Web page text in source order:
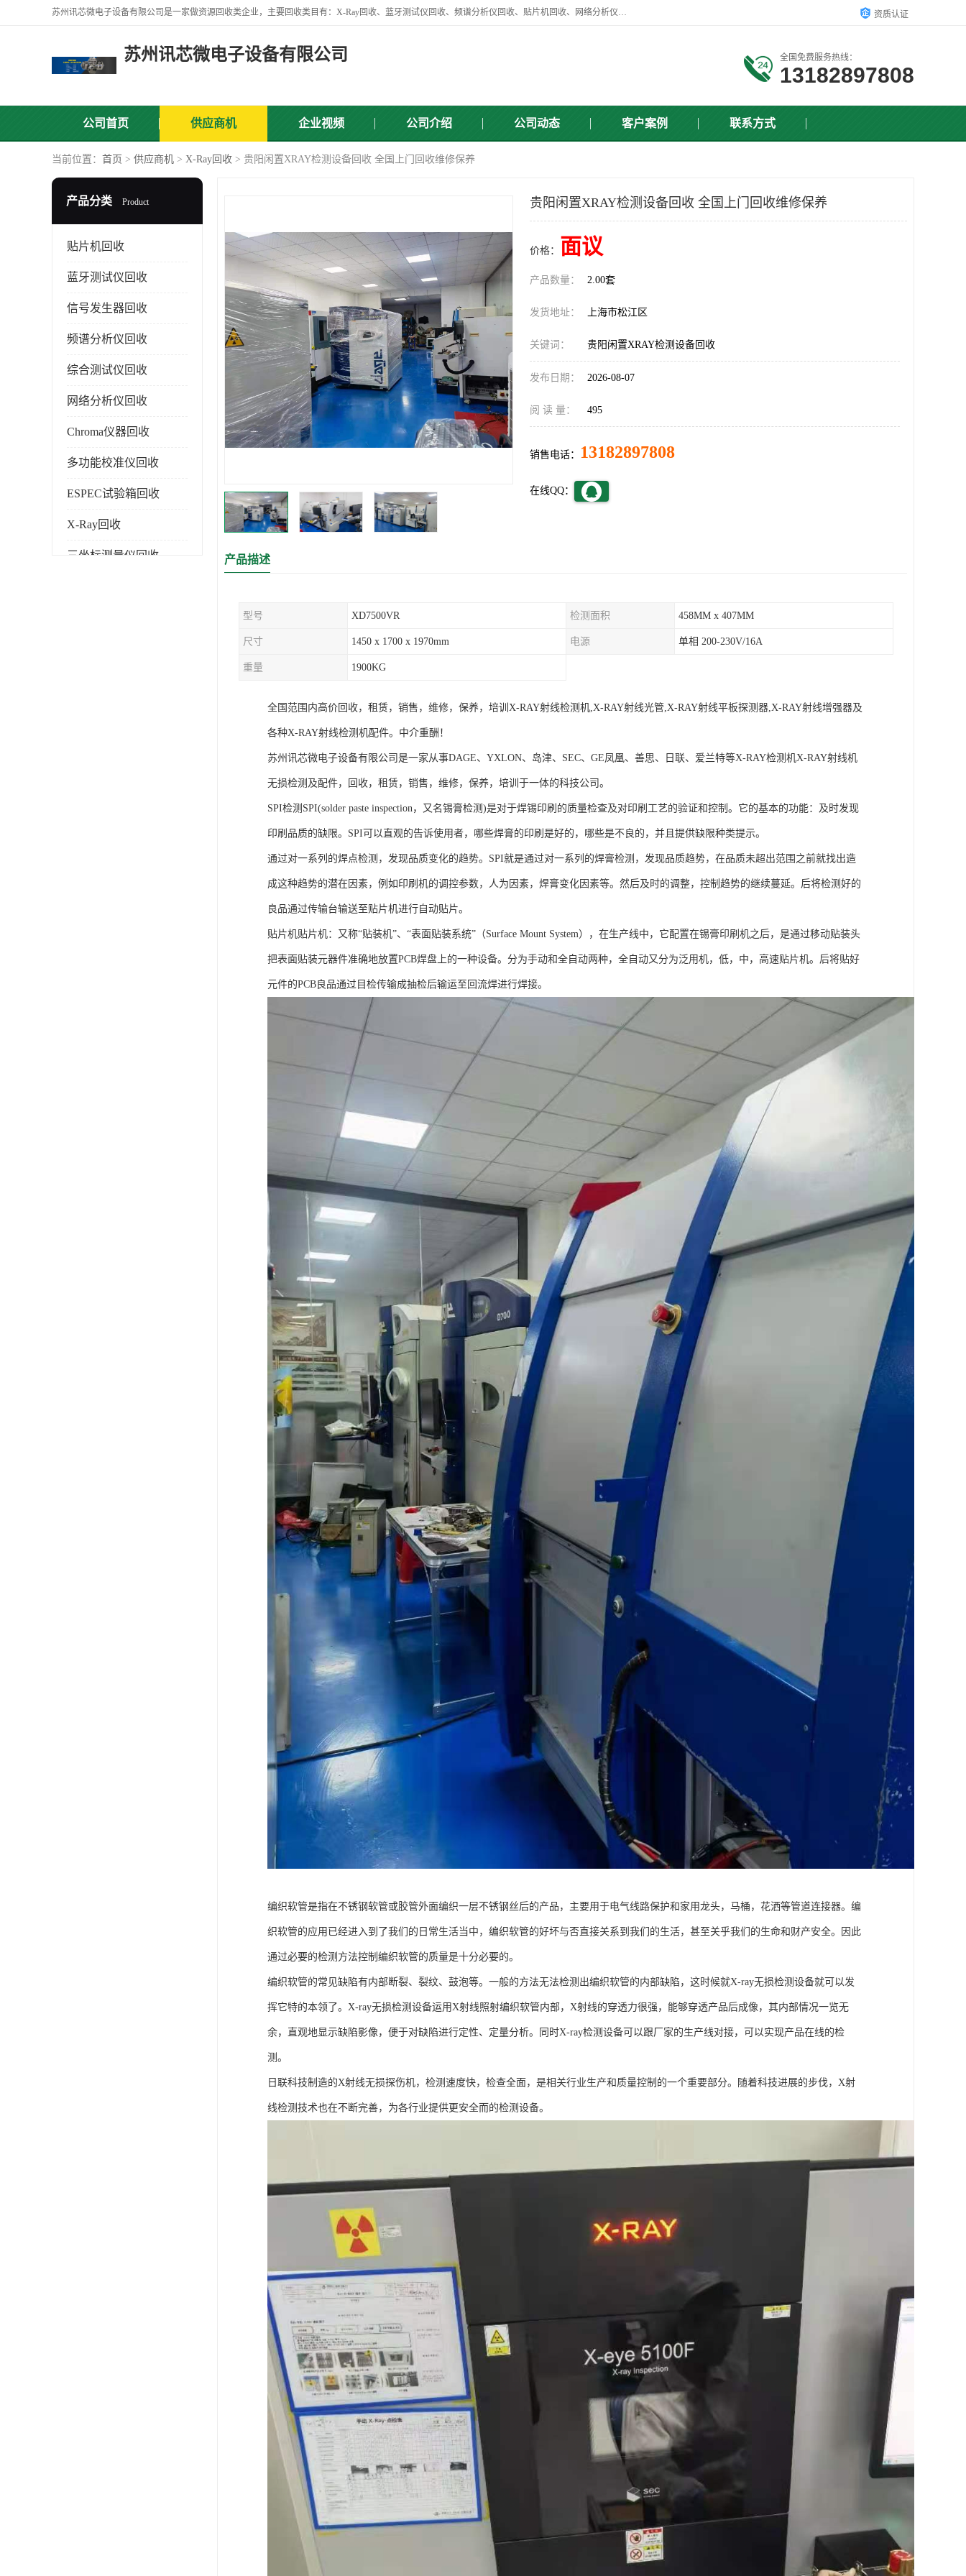
苏州讯芯微电子设备有限公司是一家做资源回收类企业，主要回收类目有：X-Ray回收、蓝牙测试仪回收、频谱分析仪回收、贴片机回收、网络分析仪回收、信号发生器回收等，从企业单位的需求出发，试通过本网络平台的建立有效整合物资市场，使可再生资源获得合理的流通和科学的再利用。 资质认证
苏州讯芯微电子设备有限公司 全国免费服务热线：
13182897808
公司首页 供应商机 企业视频 公司介绍 公司动态 客户案例 联系方式
当前位置： 首页 > 供应商机 > X-Ray回收 > 贵阳闲置XRAY检测设备回收 全国上门回收维修保养
产品分类 Product
贴片机回收
蓝牙测试仪回收
信号发生器回收
频谱分析仪回收
综合测试仪回收
网络分析仪回收
Chroma仪器回收
多功能校准仪回收
ESPEC试验箱回收
X-Ray回收
三坐标测量仪回收
贵阳闲置XRAY检测设备回收 全国上门回收维修保养
价格： 面议
产品数量： 2.00套
发货地址： 上海市松江区
关键词： 贵阳闲置XRAY检测设备回收
发布日期： 2026-08-07
阅 读 量： 495
销售电话： 13182897808
在线QQ：
产品描述
型号 XD7500VR 检测面积 458MM x 407MM
尺寸 1450 x 1700 x 1970mm 电源 单相 200-230V/16A
重量 1900KG
全国范围内高价回收，租赁，销售，维修，保养，培训X-RAY射线检测机,X-RAY射线光管,X-RAY射线平板探测器,X-RAY射线增强器及
各种X-RAY射线检测机配件。中介重酬！
苏州讯芯微电子设备有限公司是一家从事DAGE、YXLON、岛津、SEC、GE凤凰、善思、日联、爱兰特等X-RAY检测机X-RAY射线机
无损检测及配件，回收，租赁，销售，维修，保养，培训于一体的科技公司。
SPI检测SPI(solder paste inspection，又名锡膏检测)是对于焊锡印刷的质量检查及对印刷工艺的验证和控制。它的基本的功能：及时发现
印刷品质的缺限。SPI可以直观的告诉使用者，哪些焊膏的印刷是好的，哪些是不良的，并且提供缺限种类提示。
通过对一系列的焊点检测，发现品质变化的趋势。SPI就是通过对一系列的焊膏检测，发现品质趋势，在品质未超出范围之前就找出造
成这种趋势的潜在因素，例如印刷机的调控参数，人为因素，焊膏变化因素等。然后及时的调整，控制趋势的继续蔓延。后将检测好的
良品通过传输台输送至贴片机进行自动贴片。
贴片机贴片机：又称“贴装机”、“表面贴装系统”（Surface Mount System），在生产线中，它配置在锡膏印刷机之后，是通过移动贴装头
把表面贴装元器件准确地放置PCB焊盘上的一种设备。分为手动和全自动两种，全自动又分为泛用机，低，中，高速贴片机。后将贴好
元件的PCB良品通过目检传输成抽检后输运至回流焊进行焊接。
编织软管是指在不锈钢软管或胶管外面编织一层不锈钢丝后的产品，主要用于电气线路保护和家用龙头，马桶，花洒等管道连接器。编
织软管的应用已经进入到了我们的日常生活当中，编织软管的好坏与否直接关系到我们的生活，甚至关乎我们的生命和财产安全。因此
通过必要的检测方法控制编织软管的质量是十分必要的。
编织软管的常见缺陷有内部断裂、裂纹、鼓泡等。一般的方法无法检测出编织软管的内部缺陷，这时候就X-ray无损检测设备就可以发
挥它特的本领了。X-ray无损检测设备运用X射线照射编织软管内部，X射线的穿透力很强，能够穿透产品后成像，其内部情况一览无
余，直观地显示缺陷影像，便于对缺陷进行定性、定量分析。同时X-ray检测设备可以跟厂家的生产线对接，可以实现产品在线的检
测。
日联科技制造的X射线无损探伤机，检测速度快，检查全面，是相关行业生产和质量控制的一个重要部分。随着科技进展的步伐，X射
线检测技术也在不断完善，为各行业提供更安全而的检测设备。